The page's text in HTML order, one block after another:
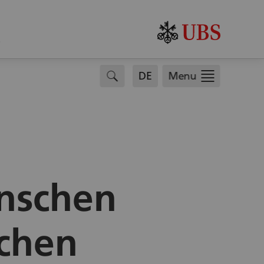
search Menu
DE